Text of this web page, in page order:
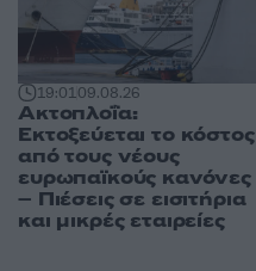
19:0109.08.26
Ακτοπλοΐα:
Εκτοξεύεται το κόστος
από τους νέους
ευρωπαϊκούς κανόνες
– Πιέσεις σε εισιτήρια
και μικρές εταιρείες